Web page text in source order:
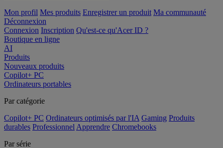
Mon profil Mes produits Enregistrer un produit Ma communauté
Déconnexion
Connexion Inscription Qu'est-ce qu'Acer ID ?
Boutique en ligne
AI
Produits
Nouveaux produits
Copilot+ PC
Ordinateurs portables
Par catégorie
Copilot+ PC Ordinateurs optimisés par l'IA Gaming Produits
durables Professionnel Apprendre Chromebooks
Par série